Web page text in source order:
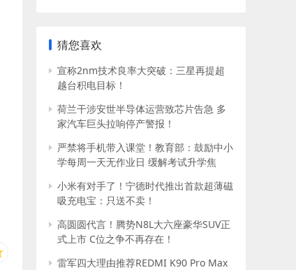
猜您喜欢
宣称2nm技术良率大突破：三星再提超
越台积电目标！
荷兰干涉安世半导体运营致芯片告急 多
家汽车巨头拉响停产警报！
严禁将手机带入课堂！教育部：鼓励中小
学每周一天无作业日 缓解考试升学焦
小米有对手了！宁德时代推出首款超薄磁
吸充电宝：只送不卖！
高圆圆代言！腾势N8L大六座豪华SUV正
式上市 C位之争不再存在！
雷军四大理由推荐REDMI K90 Pro Max